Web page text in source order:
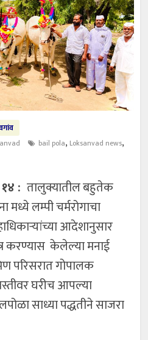
bail pola, Loksanvad news,
१४ :तालुक्यातील बहुतेक
मध्ये लम्पी चर्मरोगाचा
आदेशानुसार
करण्यास केलेल्या मनाई
परिसरात गोपालक
घरीच आपल्या
साध्या पद्धतीने साजरा